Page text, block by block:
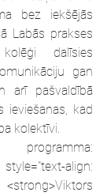
bez iekšējās
Labās prakses
dalīsies
gan
arī pašvaldībā
ieviešanas, kad
kolektīvi.
programma:
align: